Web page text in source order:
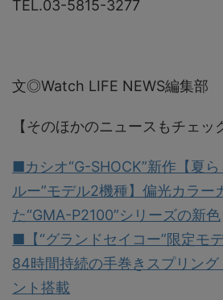
TEL.03-5815-3277
文◎Watch LIFE NEWS編集部
【そのほかのニュースもチェッ
■カシオ“G-SHOCK”新作【夏ら
ルー”モデル2機種】偏光カラー
た“GMA-P2100”シリーズの新色
■【“グランドセイコー”限定モ
84時間持続の手巻きスプリング
ント搭載